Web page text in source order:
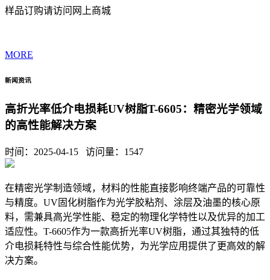
样品订购请访问网上商城
MORE
新闻资讯
高折光率低介电损耗UV树脂T-6605：精密光学领域
的高性能解决方案
时间：2025-04-15 访问量： 1547
在精密光学制造领域，材料的性能直接影响终端产品的可靠性
与精度。 UV固化树脂作为光学胶粘剂、涂层及油墨的核心原
料，需兼具高光学性能、稳定的物理化学特性以及优异的加工
适应性。 T-6605作为一款高折光率UV树脂，通过其独特的低
介电损耗特性与综合性能优势，为光学应用提供了更高效的解
决方案。